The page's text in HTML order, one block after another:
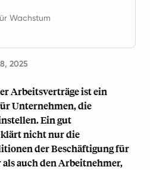
Wachstum
2025
Arbeitsverträge ist ein
Unternehmen, die
Ein gut
klärt nicht nur die
der Beschäftigung für
auch den Arbeitnehmer,